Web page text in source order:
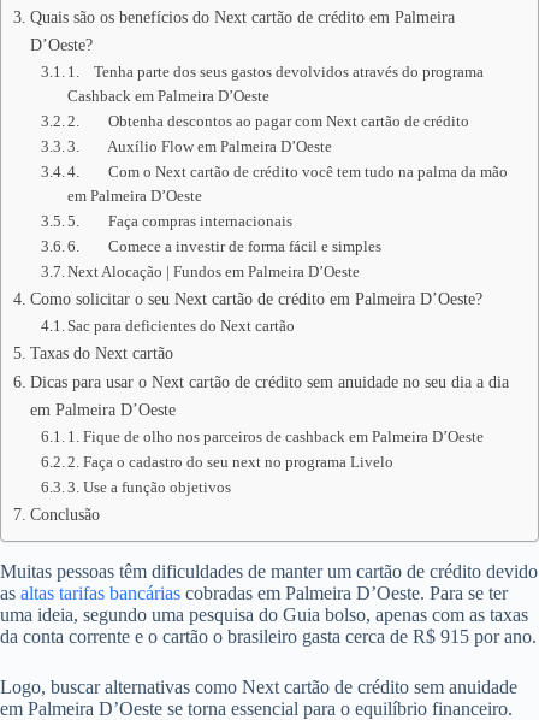
Quais são os benefícios do Next cartão de crédito em Palmeira
D’Oeste?
1. Tenha parte dos seus gastos devolvidos através do programa
Cashback em Palmeira D’Oeste
2. Obtenha descontos ao pagar com Next cartão de crédito
3. Auxílio Flow em Palmeira D’Oeste
4. Com o Next cartão de crédito você tem tudo na palma da mão
em Palmeira D’Oeste
5. Faça compras internacionais
6. Comece a investir de forma fácil e simples
Next Alocação | Fundos em Palmeira D’Oeste
Como solicitar o seu Next cartão de crédito em Palmeira D’Oeste?
Sac para deficientes do Next cartão
Taxas do Next cartão
Dicas para usar o Next cartão de crédito sem anuidade no seu dia a dia
em Palmeira D’Oeste
1. Fique de olho nos parceiros de cashback em Palmeira D’Oeste
2. Faça o cadastro do seu next no programa Livelo
3. Use a função objetivos
Conclusão
Muitas pessoas têm dificuldades de manter um cartão de crédito devido
as altas tarifas bancárias cobradas em Palmeira D’Oeste. Para se ter
uma ideia, segundo uma pesquisa do Guia bolso, apenas com as taxas
da conta corrente e o cartão o brasileiro gasta cerca de R$ 915 por ano.
Logo, buscar alternativas como Next cartão de crédito sem anuidade
em Palmeira D’Oeste se torna essencial para o equilíbrio financeiro.